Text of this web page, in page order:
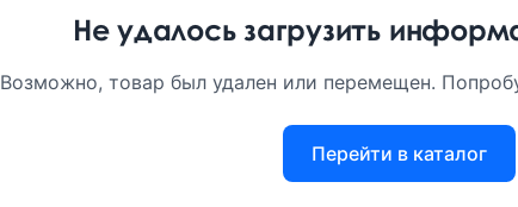
Не удалось загрузить
Возможно, товар был удален или перемещен.
Перейти в каталог